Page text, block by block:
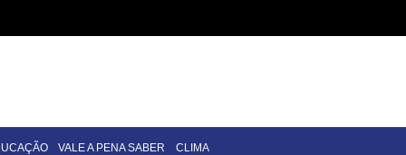
VALE A PENA SABER CLIMA